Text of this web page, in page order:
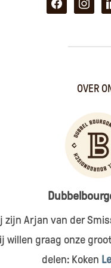
OVER
zijn Arjan van der
willen graag onze
delen: Koken